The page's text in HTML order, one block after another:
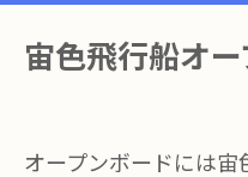
宙色飛行船オ
オープンボードには